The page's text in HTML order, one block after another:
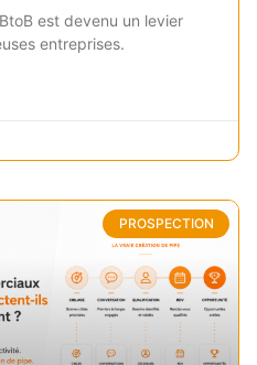
est devenu un levier
entreprises.
PROSPECTION